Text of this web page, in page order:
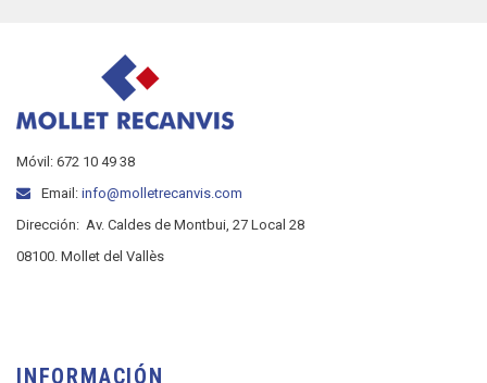
Móvil: 672 10 49 38
Email: info@molletrecanvis.com
Dirección: Av. Caldes de Montbui, 27 Local 28
08100. Mollet del Vallès
INFORMACIÓN